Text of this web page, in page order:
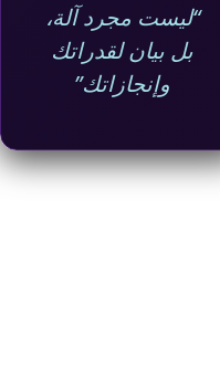
“ليست مجرد آلة،
بل بيان لقدراتك
وإنجازاتك”